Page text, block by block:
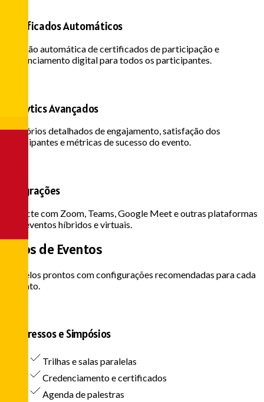
Certificados Automáticos
Emissão automática de certificados de participação e
credenciamento digital para todos os participantes.
Analytics Avançados
Relatórios detalhados de engajamento, satisfação dos
participantes e métricas de sucesso do evento.
Integrações
Conecte com Zoom, Teams, Google Meet e outras plataformas
para eventos híbridos e virtuais.
Tipos de Eventos
Modelos prontos com configurações recomendadas para cada
formato.
Congressos e Simpósios
Trilhas e salas paralelas
Credenciamento e certificados
Agenda de palestras